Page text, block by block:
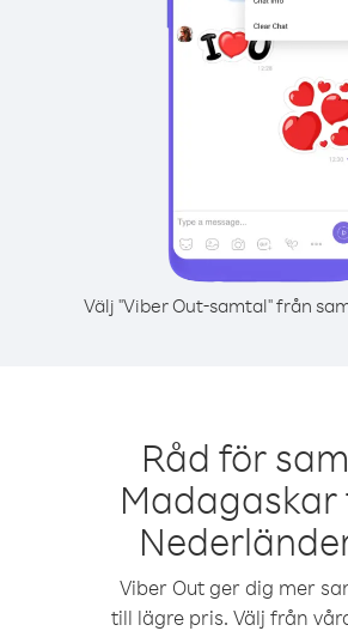
Välj "Viber Out-samtal" från
Råd för
Madagaskar
Viber Out ger dig mer
till lägre pris. Välj från